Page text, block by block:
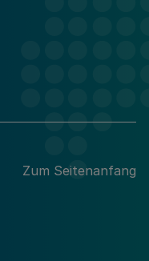
Zum Seitenanfang